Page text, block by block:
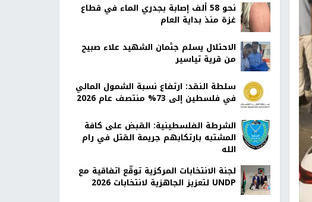
نحو 58 ألف إصابة بجدري الماء في قطاع
غزة منذ بداية العام
الاحتلال يسلم جثمان الشهيد علاء صبيح
من قرية تياسير
سلطة النقد: ارتفاع نسبة الشمول المالي
في فلسطين إلى 73% منتصف عام 2026
الشرطة الفلسطينية: القبض على كافة
المشتبه بارتكابهم جريمة القتل في رام
الله
لجنة الانتخابات المركزية توقّع اتفاقية مع
UNDP لتعزيز الجاهزية لانتخابات 2026